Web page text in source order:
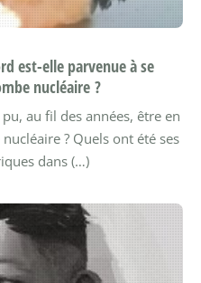
est-elle parvenue à se
nucléaire ?
au fil des années, être en
? Quels ont été ses
dans (…)